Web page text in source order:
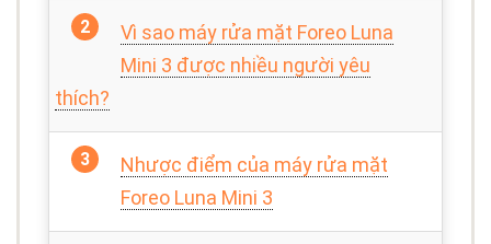
Vì sao máy rửa mặt Foreo Luna
Mini 3 được nhiều người yêu
thích?
Nhược điểm của máy rửa mặt
Foreo Luna Mini 3